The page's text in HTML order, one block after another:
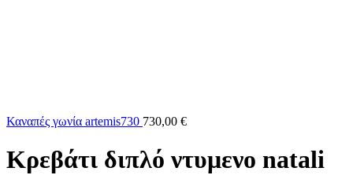
Καναπές γωνία artemis730 730,00 €
Κρεβάτι διπλό ντυμενο natali